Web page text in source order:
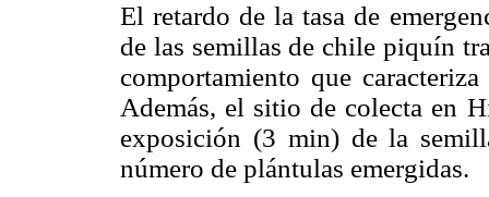
El retardo de la tasa de
de las semillas de chile piquín
comportamiento que
Además, el sitio de colecta en
exposición (3 min) de la
número de plántulas emergidas.